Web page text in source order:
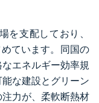
表示が必要です。
を支配しており、
ています。同国の
エネルギー効率規
な建設とグリーン
力が、柔軟断熱材